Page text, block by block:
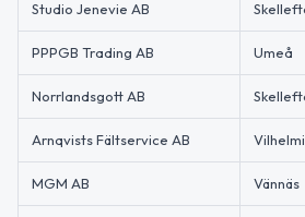
Studio Jenevie AB
PPPGB Trading AB Umeå
Norrlandsgott AB
Arnqvists Fältservice AB
MGM AB Vännäs